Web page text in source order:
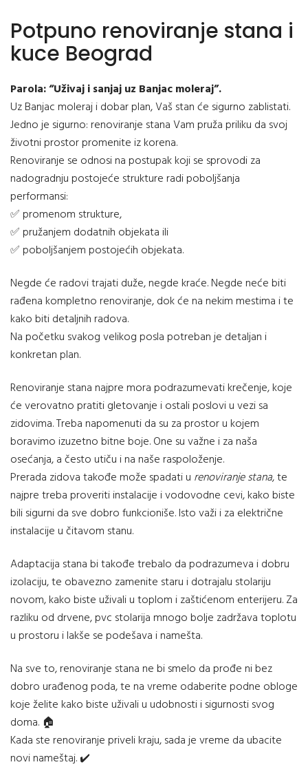
Potpuno renoviranje stana i
kuce Beograd
Parola: “Uživaj i sanjaj uz Banjac moleraj”.
Uz Banjac moleraj i dobar plan, Vaš stan će sigurno zablistati.
Jedno je sigurno: renoviranje stana Vam pruža priliku da svoj
životni prostor promenite iz korena.
Renoviranje se odnosi na postupak koji se sprovodi za
nadogradnju postojeće strukture radi poboljšanja
performansi:
✅ promenom strukture,
✅ pružanjem dodatnih objekata ili
✅ poboljšanjem postojećih objekata.
Negde će radovi trajati duže, negde kraće. Negde neće biti
rađena kompletno renoviranje, dok će na nekim mestima i te
kako biti detaljnih radova.
Na početku svakog velikog posla potreban je detaljan i
konkretan plan.
Renoviranje stana najpre mora podrazumevati krečenje, koje
će verovatno pratiti gletovanje i ostali poslovi u vezi sa
zidovima. Treba napomenuti da su za prostor u kojem
boravimo izuzetno bitne boje. One su važne i za naša
osećanja, a često utiču i na naše raspoloženje.
Prerada zidova takođe može spadati u renoviranje stana, te
najpre treba proveriti instalacije i vodovodne cevi, kako biste
bili sigurni da sve dobro funkcioniše. Isto važi i za električne
instalacije u čitavom stanu.
Adaptacija stana bi takođe trebalo da podrazumeva i dobru
izolaciju, te obavezno zamenite staru i dotrajalu stolariju
novom, kako biste uživali u toplom i zaštićenom enterijeru. Za
razliku od drvene, pvc stolarija mnogo bolje zadržava toplotu
u prostoru i lakše se podešava i namešta.
Na sve to, renoviranje stana ne bi smelo da prođe ni bez
dobro urađenog poda, te na vreme odaberite podne obloge
koje želite kako biste uživali u udobnosti i sigurnosti svog
doma. 🏠
Kada ste renoviranje priveli kraju, sada je vreme da ubacite
novi nameštaj. ✔️